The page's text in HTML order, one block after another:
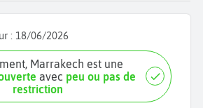
: 18/06/2026
avec peu ou pas de
restriction